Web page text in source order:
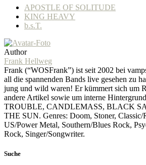
APOSTLE OF SOLITUDE
KING HEAVY
b.s.T.
Author
Frank Hellweg
Frank (“WOSFrank”) ist seit 2002 bei
all die spannenden Bands live gesehen zu
jung und wild waren! Er kümmert sich um
andere Artikel sowie um interne
TROUBLE, CANDLEMASS, BLACK
THE SUN. Genres: Doom, Stoner, Classic/
US/Power Metal, Southern/Blues Rock,
Rock, Singer/Songwriter.
Suche